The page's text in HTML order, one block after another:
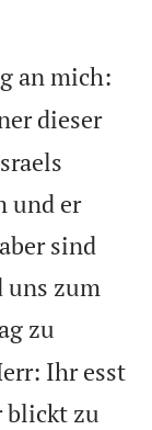
an mich:
dieser
und er
sind
uns zum
zu
Ihr esst
blickt zu